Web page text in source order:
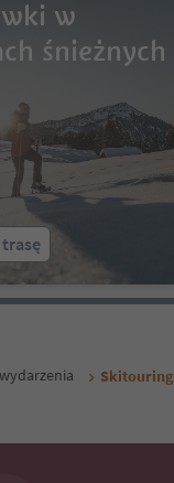
w
śnieżnych
Skitouring